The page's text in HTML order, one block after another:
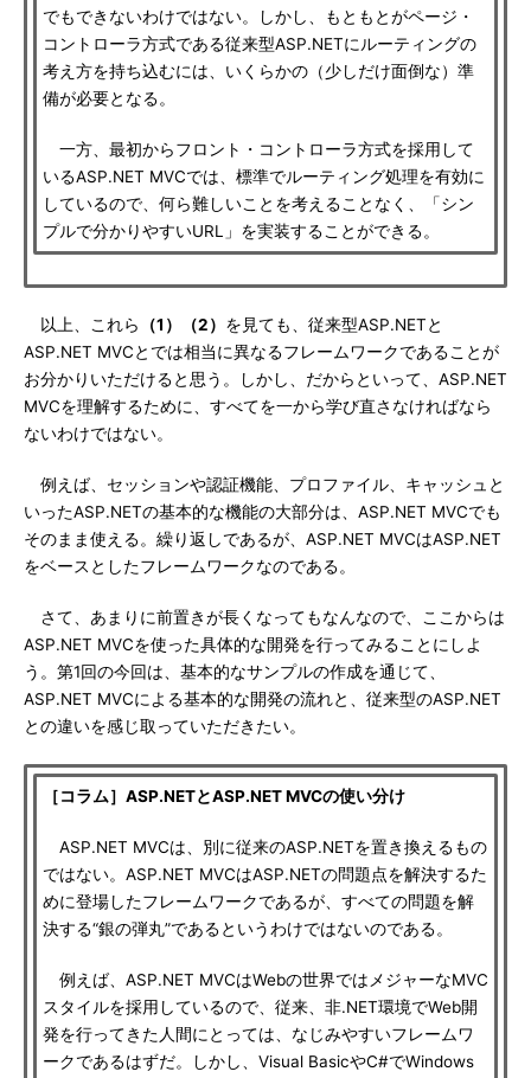
でもできないわけではない。しかし、もともとがページ・
コントローラ方式である従来型ASP.NETにルーティングの
考え方を持ち込むには、いくらかの（少しだけ面倒な）準
備が必要となる。
一方、最初からフロント・コントローラ方式を採用して
いるASP.NET MVCでは、標準でルーティング処理を有効に
しているので、何ら難しいことを考えることなく、「シン
プルで分かりやすいURL」を実装することができる。
以上、これら （1）（2） を見ても、従来型ASP.NETと
ASP.NET MVCとでは相当に異なるフレームワークであることが
お分かりいただけると思う。しかし、だからといって、ASP.NET
MVCを理解するために、すべてを一から学び直さなければなら
ないわけではない。
例えば、セッションや認証機能、プロファイル、キャッシュと
いったASP.NETの基本的な機能の大部分は、ASP.NET MVCでも
そのまま使える。繰り返しであるが、ASP.NET MVCはASP.NET
をベースとしたフレームワークなのである。
さて、あまりに前置きが長くなってもなんなので、ここからは
ASP.NET MVCを使った具体的な開発を行ってみることにしよ
う。第1回の今回は、基本的なサンプルの作成を通じて、
ASP.NET MVCによる基本的な開発の流れと、従来型のASP.NET
との違いを感じ取っていただきたい。
［コラム］ASP.NETとASP.NET MVCの使い分け
ASP.NET MVCは、別に従来のASP.NETを置き換えるもの
ではない。ASP.NET MVCはASP.NETの問題点を解決するた
めに登場したフレームワークであるが、すべての問題を解
決する“銀の弾丸”であるというわけではないのである。
例えば、ASP.NET MVCはWebの世界ではメジャーなMVC
スタイルを採用しているので、従来、非.NET環境でWeb開
発を行ってきた人間にとっては、なじみやすいフレームワ
ークであるはずだ。しかし、Visual BasicやC#でWindows